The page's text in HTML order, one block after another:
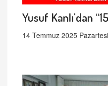
Yusuf Kanlı'dan
14 Temmuz 2025 Pazartesi